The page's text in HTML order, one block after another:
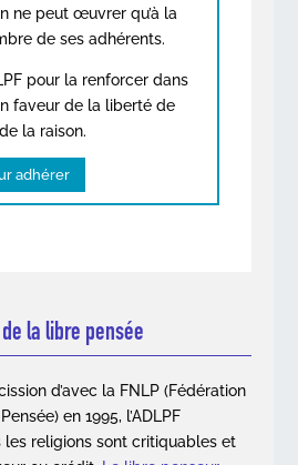
ne peut œuvrer qu’à la
de ses adhérents.
pour la renforcer dans
faveur de la liberté de
la raison.
adhérer
de la libre pensée
d’avec la FNLP (Fédération
en 1995, l’ADLPF
les religions sont critiquables et